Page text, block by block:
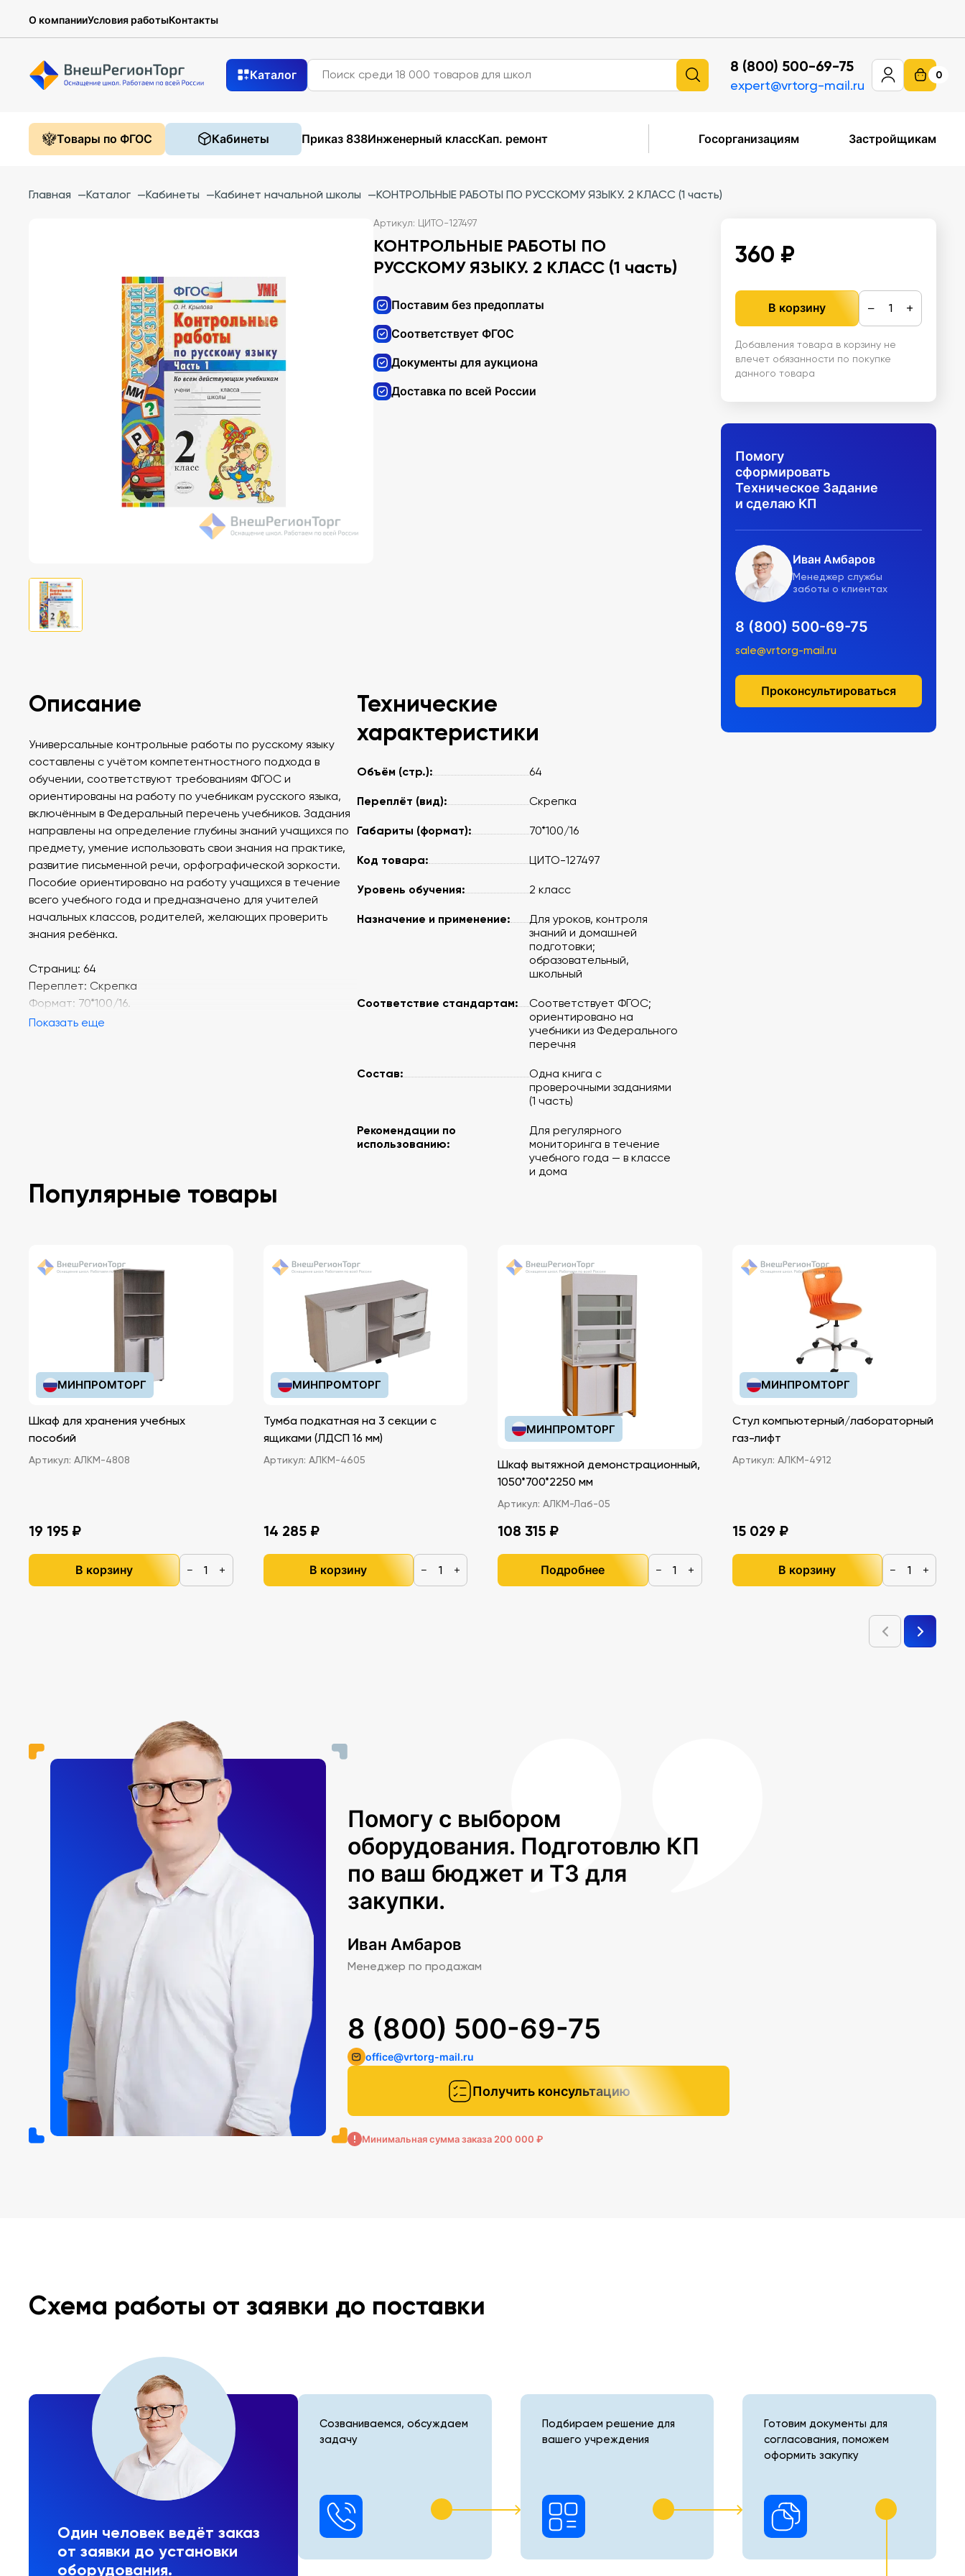
О компанииУсловия работыКонтакты
Каталог 8 (800) 500-69-75
expert@vrtorg-mail.ru
0
Товары по ФГОС Кабинеты Приказ 838Инженерный классКап. ремонт Госорганизациям Застройщикам
Главная —Каталог —Кабинеты —Кабинет начальной школы —КОНТРОЛЬНЫЕ РАБОТЫ ПО РУССКОМУ ЯЗЫКУ. 2 КЛАСС (1 часть)
Артикул: ЦИТО-127497
КОНТРОЛЬНЫЕ РАБОТЫ ПО
РУССКОМУ ЯЗЫКУ. 2 КЛАСС (1 часть)
Поставим без предоплаты
Соответствует ФГОС
Документы для аукциона
Доставка по всей России
360 ₽
В корзину − +
Добавления товара в корзину не
влечет обязанности по покупке
данного товара
Помогу
сформировать
Техническое Задание
и сделаю КП
Иван Амбаров
Менеджер службы
заботы о клиентах
8 (800) 500-69-75
sale@vrtorg-mail.ru
Проконсультироваться
Описание
Универсальные контрольные работы по русскому языку
составлены с учётом компетентностного подхода в
обучении, соответствуют требованиям ФГОС и
ориентированы на работу по учебникам русского языка,
включённым в Федеральный перечень учебников. Задания
направлены на определение глубины знаний учащихся по
предмету, умение использовать свои знания на практике,
развитие письменной речи, орфографической зоркости.
Пособие ориентировано на работу учащихся в течение
всего учебного года и предназначено для учителей
начальных классов, родителей, желающих проверить
знания ребёнка.
Страниц: 64
Переплет: Скрепка
Формат: 70*100/16.
Показать еще
Технические
характеристики
Объём (стр.): 64
Переплёт (вид): Скрепка
Габариты (формат): 70*100/16
Код товара: ЦИТО-127497
Уровень обучения: 2 класс
Назначение и применение:
Для уроков, контроля
знаний и домашней
подготовки;
образовательный,
школьный
Соответствие стандартам:
Соответствует ФГОС;
ориентировано на
учебники из Федерального
перечня
Состав:
Одна книга с
проверочными заданиями
(1 часть)
Рекомендации по
использованию:
Для регулярного
мониторинга в течение
учебного года — в классе
и дома
Популярные товары
МИНПРОМТОРГ
Шкаф для хранения учебных
пособий
Артикул: АЛКМ-4808
19 195 ₽
В корзину − +
МИНПРОМТОРГ
Тумба подкатная на 3 секции с
ящиками (ЛДСП 16 мм)
Артикул: АЛКМ-4605
14 285 ₽
В корзину − +
МИНПРОМТОРГ
Шкаф вытяжной демонстрационный,
1050*700*2250 мм
Артикул: АЛКМ-Лаб-05
108 315 ₽
Подробнее − +
МИНПРОМТОРГ
Стул компьютерный/лабораторный
газ-лифт
Артикул: АЛКМ-4912
15 029 ₽
В корзину − +
Помогу с выбором
оборудования. Подготовлю КП
по ваш бюджет и ТЗ для
закупки.
Иван Амбаров
Менеджер по продажам
Получить консультацию
8 (800) 500-69-75
office@vrtorg-mail.ru
Минимальная сумма заказа 200 000 ₽
Схема работы от заявки до поставки
Один человек ведёт заказ
от заявки до установки
оборудования.
Созваниваемся, обсуждаем
задачу
Подбираем решение для
вашего учреждения
Готовим документы для
согласования, поможем
оформить закупку